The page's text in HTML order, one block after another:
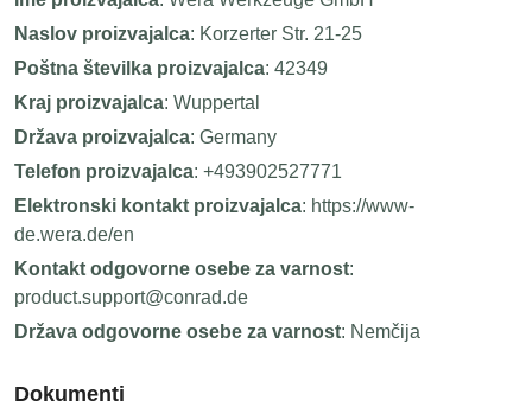
Naslov proizvajalca: Korzerter Str. 21-25
Poštna številka proizvajalca: 42349
Kraj proizvajalca: Wuppertal
Država proizvajalca: Germany
Telefon proizvajalca: +493902527771
Elektronski kontakt proizvajalca: https://www-
de.wera.de/en
Kontakt odgovorne osebe za varnost:
product.support@conrad.de
Država odgovorne osebe za varnost: Nemčija
Dokumenti